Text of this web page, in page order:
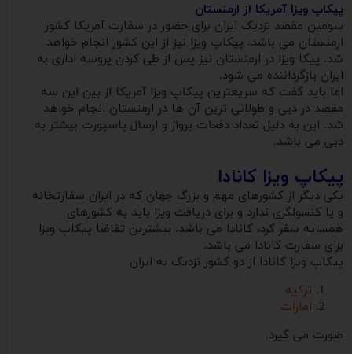
پیکاپ ویزا آمریکا از ارمنستان
سومین مقصد نزدیک ایران برای حضور در سفارت آمریکا کشور
ارمنستان می باشد. پیکاپ ویزا نیز از این کشور انجام خواهد
شد. پیکا ویزا در ارمنستان نیز پس از طی کردن پروسه اداری به
ایران بازگرداننده می شود.
اما باید گفت که سریعترین پیکاپ ویزا آمریکا از بین این سه
مقصد در دبی و طولانی ترین آن ها در ارمنستان انجام خواهد
شد. این به دلیل تعداد دفعات پرواز و ارسال پاسپورت بیشتر به
دبی می باشد.
پیکاپ ویزا کانادا
یکی دیگر از کشورهای مهم و بزرگ جهان که در ایران سفارتخانه
و یا کنسولگری ندارد و برای دریافت ویزا باید به کشورهای
همسایه سفر کرد، کانادا می باشد. بیشترین تقاضا پیکاپ ویزا
برای سفارت کانادا می باشد.
پیکاپ ویزا کانادا از دو کشور نزدیک به ایران
ترکیه
امارات
صورت می گیرد.